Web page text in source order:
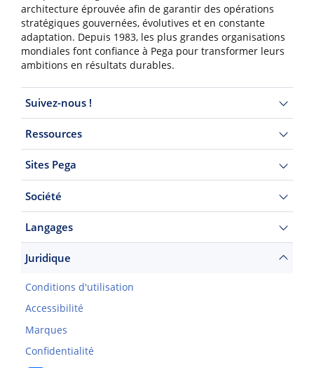
architecture éprouvée afin de garantir des opérations
stratégiques gouvernées, évolutives et en constante
adaptation. Depuis 1983, les plus grandes organisations
mondiales font confiance à Pega pour transformer leurs
ambitions en résultats durables.
Suivez-nous !
Ressources
Sites Pega
Société
Langages
Juridique
Conditions d'utilisation
Accessibilité
Marques
Confidentialité